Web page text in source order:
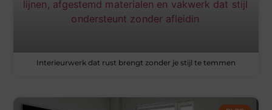
Interieurwerk dat rust brengt zonder je stijl te temmen